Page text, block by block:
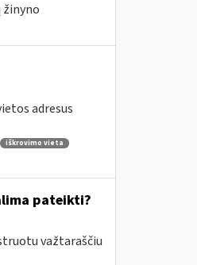
žinyno
adresus
iškrovimo vieta
pateikti?
važtaraščiu